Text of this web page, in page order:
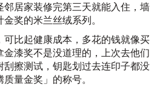
居家装修完第三天就能入住，墙
奖的米兰丝绒系列。
比起健康成本，多花的钱就像买
漆奖不是没道理的，上次去他们
刮擦测试，钥匙划过去连印子都没
量金奖」的称号。